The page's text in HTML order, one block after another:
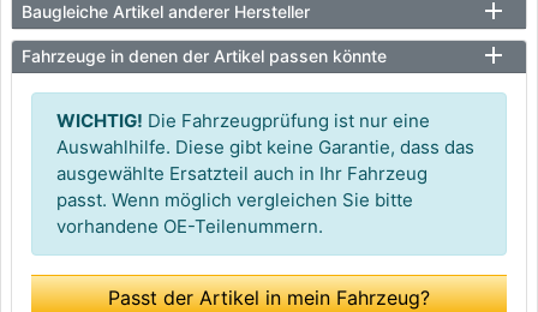
Baugleiche Artikel anderer Hersteller
Fahrzeuge in denen der Artikel passen könnte
WICHTIG! Die Fahrzeugprüfung ist nur eine
Auswahlhilfe. Diese gibt keine Garantie, dass das
ausgewählte Ersatzteil auch in Ihr Fahrzeug
passt. Wenn möglich vergleichen Sie bitte
vorhandene OE-Teilenummern.
Passt der Artikel in mein Fahrzeug?